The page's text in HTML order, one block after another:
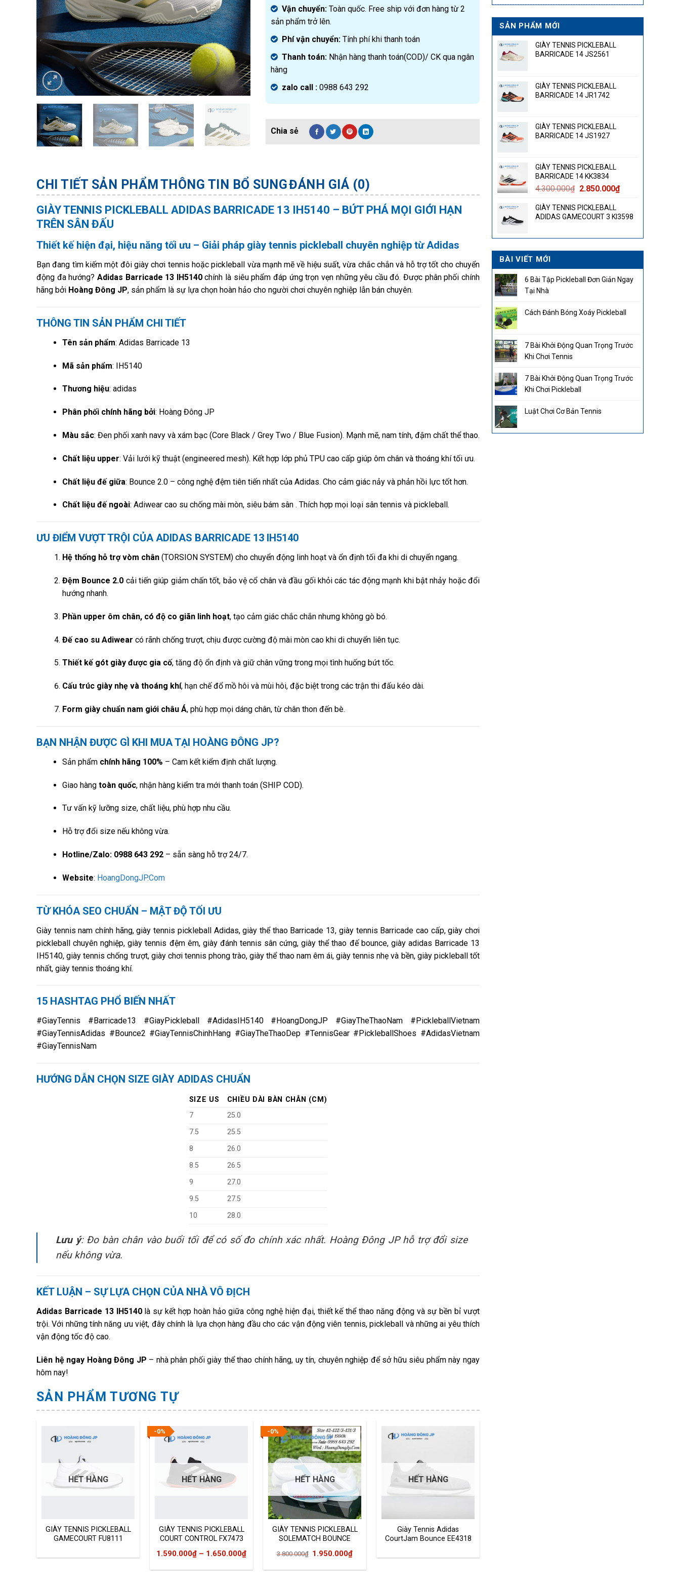
SẢN PHẨM MỚI
GIÀY TENNIS PICKLEBALL
BARRICADE 14 JS2561
GIÀY TENNIS PICKLEBALL
BARRICADE 14 JR1742
GIÀY TENNIS PICKLEBALL
BARRICADE 14 JS1927
GIÀY TENNIS PICKLEBALL
BARRICADE 14 KK3834
4.300.000₫ Giá
là:
4.300.000₫.
2.850.000₫Giá
là:
GIÀY TENNIS PICKLEBALL
ADIDAS GAMECOURT 3 KI3598
BÀI VIẾT MỚI
6 Bài Tập Pickleball Đơn Giản Ngay
Tại Nhà
Cách Đánh Bóng Xoáy Pickleball
7 Bài Khởi Động Quan Trọng Trước
Khi Chơi Tennis
7 Bài Khởi Động Quan Trọng Trước
Khi Chơi Pickleball
Luật Chơi Cơ Bản Tennis
Vận chuyển: Toàn quốc. Free ship với đơn hàng từ 2
sản phẩm trở lên.
Phí vận chuyển: Tính phí khi thanh toán
Thanh toán: Nhận hàng thanh toán(COD)/ CK qua ngân
hàng
zalo call : 0988 643 292
CHI TIẾT SẢN PHẨM THÔNG TIN BỔ SUNGĐÁNH GIÁ (0)
GIÀY TENNIS PICKLEBALL ADIDAS BARRICADE 13 IH5140 – BỨT PHÁ MỌI GIỚI HẠN
TRÊN SÂN ĐẤU
Thiết kế hiện đại, hiệu năng tối ưu – Giải pháp giày tennis pickleball chuyên nghiệp từ Adidas
Bạn đang tìm kiếm một đôi giày chơi tennis hoặc pickleball vừa mạnh mẽ về hiệu suất, vừa chắc chắn và hỗ trợ tốt cho chuyển
động đa hướng? Adidas Barricade 13 IH5140chính là siêu phẩm đáp ứng trọn vẹn những yêu cầu đó. Được phân phối chính
hãng bởi Hoàng Đông JP, sản phẩm là sự lựa chọn hoàn hảo cho người chơi chuyên nghiệp lẫn bán chuyên.
THÔNG TIN SẢN PHẨM CHI TIẾT
Tên sản phẩm: Adidas Barricade 13
Mã sản phẩm: IH5140
Thương hiệu: adidas
Phân phối chính hãng bởi: Hoàng Đông JP
Màu sắc: Đen phối xanh navy và xám bạc (Core Black / Grey Two / Blue Fusion). Mạnh mẽ, nam tính, đậm chất thể thao.
Chất liệu upper: Vải lưới kỹ thuật (engineered mesh). Kết hợp lớp phủ TPU cao cấp giúp ôm chân và thoáng khí tối ưu.
Chất liệu đế giữa: Bounce 2.0 – công nghệ đệm tiên tiến nhất của Adidas. Cho cảm giác nảy và phản hồi lực tốt hơn.
Chất liệu đế ngoài: Adiwear cao su chống mài mòn, siêu bám sân . Thích hợp mọi loại sân tennis và pickleball.
ƯU ĐIỂM VƯỢT TRỘI CỦA ADIDAS BARRICADE 13 IH5140
Hệ thống hỗ trợ vòm chân(TORSION SYSTEM) cho chuyển động linh hoạt và ổn định tối đa khi di chuyển ngang.
Đệm Bounce 2.0 cải tiến giúp giảm chấn tốt, bảo vệ cổ chân và đầu gối khỏi các tác động mạnh khi bật nhảy hoặc đổi
hướng nhanh.
Phần upper ôm chân, có độ co giãn linh hoạt, tạo cảm giác chắc chắn nhưng không gò bó.
Đế cao su Adiwear có rãnh chống trượt, chịu được cường độ mài mòn cao khi di chuyển liên tục.
Thiết kế gót giày được gia cố, tăng độ ổn định và giữ chân vững trong mọi tình huống bứt tốc.
Cấu trúc giày nhẹ và thoáng khí, hạn chế đổ mồ hôi và mùi hôi, đặc biệt trong các trận thi đấu kéo dài.
Form giày chuẩn nam giới châu Á, phù hợp mọi dáng chân, từ chân thon đến bè.
BẠN NHẬN ĐƯỢC GÌ KHI MUA TẠI HOÀNG ĐÔNG JP?
Sản phẩm chính hãng 100% – Cam kết kiểm định chất lượng.
Giao hàng toàn quốc, nhận hàng kiểm tra mới thanh toán (SHIP COD).
Tư vấn kỹ lưỡng size, chất liệu, phù hợp nhu cầu.
Hỗ trợ đổi size nếu không vừa.
Hotline/Zalo: 0988 643 292– sẵn sàng hỗ trợ 24/7.
Website: HoangDongJP.Com
TỪ KHÓA SEO CHUẨN – MẬT ĐỘ TỐI ƯU
Giày tennis nam chính hãng, giày tennis pickleball Adidas, giày thể thao Barricade 13, giày tennis Barricade cao cấp, giày chơi
pickleball chuyên nghiệp, giày tennis đệm êm, giày đánh tennis sân cứng, giày thể thao đế bounce, giày adidas Barricade 13
IH5140, giày tennis chống trượt, giày chơi tennis phong trào, giày thể thao nam êm ái, giày tennis nhẹ và bền, giày pickleball tốt
nhất, giày tennis thoáng khí.
15 HASHTAG PHỔ BIẾN NHẤT
#GiayTennis #Barricade13 #GiayPickleball #AdidasIH5140 #HoangDongJP #GiayTheThaoNam #PickleballVietnam
#GiayTennisAdidas #Bounce2 #GiayTennisChinhHang #GiayTheThaoDep #TennisGear #PickleballShoes #AdidasVietnam
#GiayTennisNam
HƯỚNG DẪN CHỌN SIZE GIÀY ADIDAS CHUẨN
SIZE US
CHIỀU DÀI BÀN CHÂN (CM)
7
25.0
7.5
25.5
8
26.0
8.5
26.5
9
27.0
9.5
27.5
10
28.0
Lưu ý: Đo bàn chân vào buổi tối để có số đo chính xác nhất. Hoàng Đông JP hỗ trợ đổi size
nếu không vừa.
KẾT LUẬN – SỰ LỰA CHỌN CỦA NHÀ VÔ ĐỊCH
Adidas Barricade 13 IH5140là sự kết hợp hoàn hảo giữa công nghệ hiện đại, thiết kế thể thao năng động và sự bền bỉ vượt
trội. Với những tính năng ưu việt, đây chính là lựa chọn hàng đầu cho các vận động viên tennis, pickleball và những ai yêu thích
vận động tốc độ cao.
Liên hệ ngay Hoàng Đông JP – nhà phân phối giày thể thao chính hãng, uy tín, chuyên nghiệp để sở hữu siêu phẩm này ngay
hôm nay!
SẢN PHẨM TƯƠNG TỰ
HẾT HÀNG
GIÀY TENNIS PICKLEBALL
GAMECOURT FU8111
-0%
HẾT HÀNG
GIÀY TENNIS PICKLEBALL
COURT CONTROL FX7473
1.590.000₫ – 1.650.000₫
-0%
HẾT HÀNG
GIÀY TENNIS PICKLEBALL
SOLEMATCH BOUNCE
3.800.000₫ Giá
1.950.000₫Giá
HẾT HÀNG
Giày Tennis Adidas
CourtJam Bounce EE4318